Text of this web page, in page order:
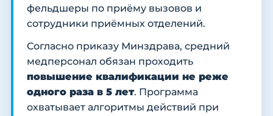
фельдшеры по приёму вызовов и
сотрудники приёмных отделений.
Согласно приказу Минздрава, средний
медперсонал обязан проходить
повышение квалификации не реже
одного раза в 5 лет. Программа
охватывает алгоритмы действий при